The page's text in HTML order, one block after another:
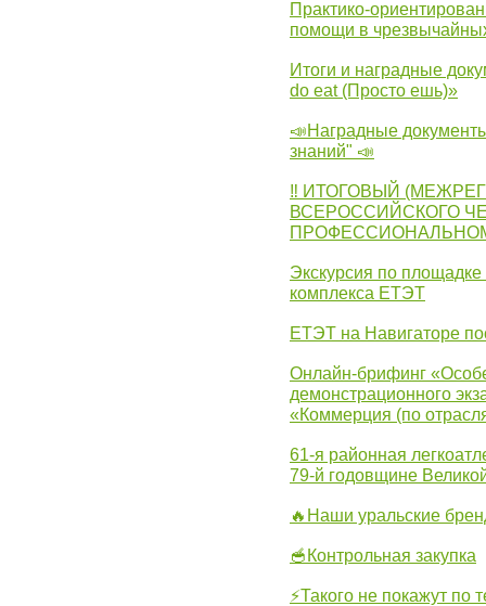
Практико-
помощи в
Итоги и наградные
do eat (Просто ешь)»
📣Наградные
знаний" 📣
‼ ИТОГОВЫЙ
ВСЕРОССИЙСКОГО
Экскурсия по
комплекса ЕТЭТ
ЕТЭТ на Навигаторе
Онлайн-брифинг
демонстрационного
«Коммерция (по
61-я районная
79-й годовщине
🔥Наши уральские
🥣Контрольная закупка
⚡Такого не покажут по